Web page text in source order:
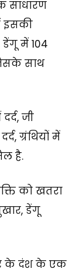
साधारण
इसकी
में 104
साथ
जी
ग्रंथियों में
है.
को खतरा
डेंगू
के दंश के एक